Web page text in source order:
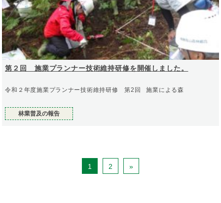
第２回 施業プランナー技術維持研修を開催しました。
令和２年度施業プランナー技術維持研修 第2回 施業による森
林業普及の報告
1 2 »